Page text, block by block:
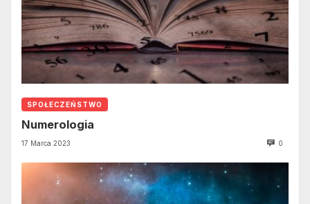
SPOŁECZEŃSTWO
Numerologia
17 Marca 2023 0